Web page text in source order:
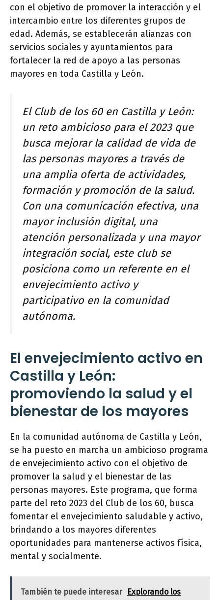
con el objetivo de promover la interacción y el
intercambio entre los diferentes grupos de
edad. Además, se establecerán alianzas con
servicios sociales y ayuntamientos para
fortalecer la red de apoyo a las personas
mayores en toda Castilla y León.
El Club de los 60 en Castilla y León:
un reto ambicioso para el 2023 que
busca mejorar la calidad de vida de
las personas mayores a través de
una amplia oferta de actividades,
formación y promoción de la salud.
Con una comunicación efectiva, una
mayor inclusión digital, una
atención personalizada y una mayor
integración social, este club se
posiciona como un referente en el
envejecimiento activo y
participativo en la comunidad
autónoma.
El envejecimiento activo en
Castilla y León:
promoviendo la salud y el
bienestar de los mayores
En la comunidad autónoma de Castilla y León,
se ha puesto en marcha un ambicioso programa
de envejecimiento activo con el objetivo de
promover la salud y el bienestar de las
personas mayores. Este programa, que forma
parte del reto 2023 del Club de los 60, busca
fomentar el envejecimiento saludable y activo,
brindando a los mayores diferentes
oportunidades para mantenerse activos física,
mental y socialmente.
También te puede interesar
Explorando los